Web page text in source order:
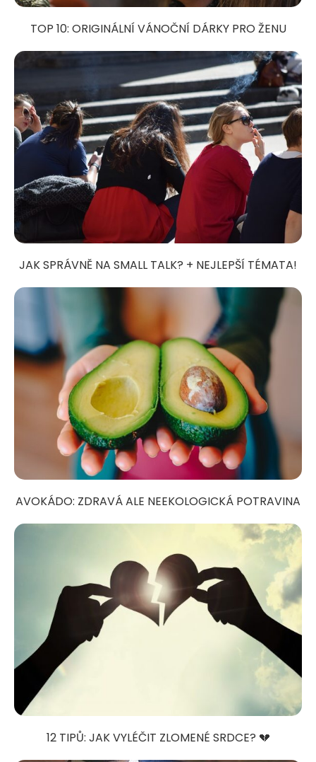
TOP 10: ORIGINÁLNÍ VÁNOČNÍ DÁRKY PRO ŽENU
JAK SPRÁVNĚ NA SMALL TALK? + NEJLEPŠÍ TÉMATA!
AVOKÁDO: ZDRAVÁ ALE NEEKOLOGICKÁ POTRAVINA
12 TIPŮ: JAK VYLÉČIT ZLOMENÉ SRDCE? 💔